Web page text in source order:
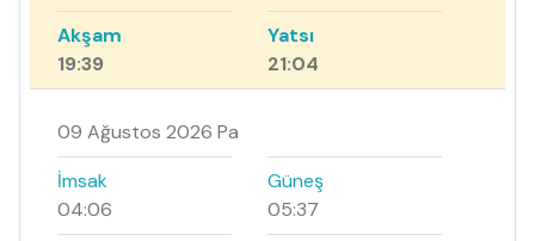
Akşam
19:39
Yatsı
21:04
09 Ağustos 2026 Pa
İmsak
04:06
Güneş
05:37